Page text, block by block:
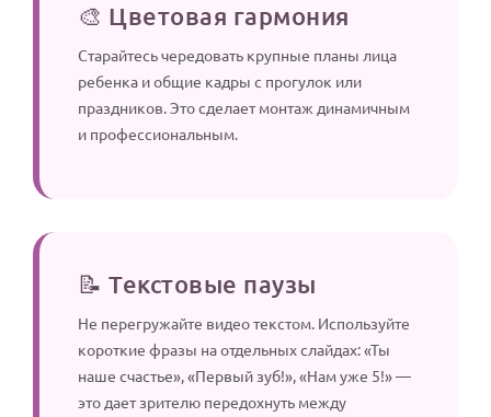
🎨 Цветовая гармония
Старайтесь чередовать крупные планы лица
ребенка и общие кадры с прогулок или
праздников. Это сделает монтаж динамичным
и профессиональным.
📝 Текстовые паузы
Не перегружайте видео текстом. Используйте
короткие фразы на отдельных слайдах: «Ты
наше счастье», «Первый зуб!», «Нам уже 5!» —
это дает зрителю передохнуть между